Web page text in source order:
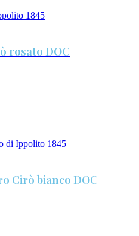
rosato DOC
Cirò bianco DOC